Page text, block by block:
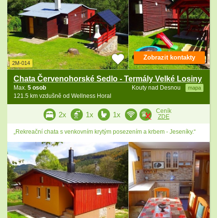
2M-014
Chata Červenohorské Sedlo - Termály Velké Losiny
Kouty nad Desnou mapa
Max. 5 osob
121.5 km vzdušně od Wellness Horal
Zobrazit kontakty
2x 1x 1x
Ceník
ZDE
„Rekreační chata s venkovním krytým posezením a krbem - Jeseníky.“